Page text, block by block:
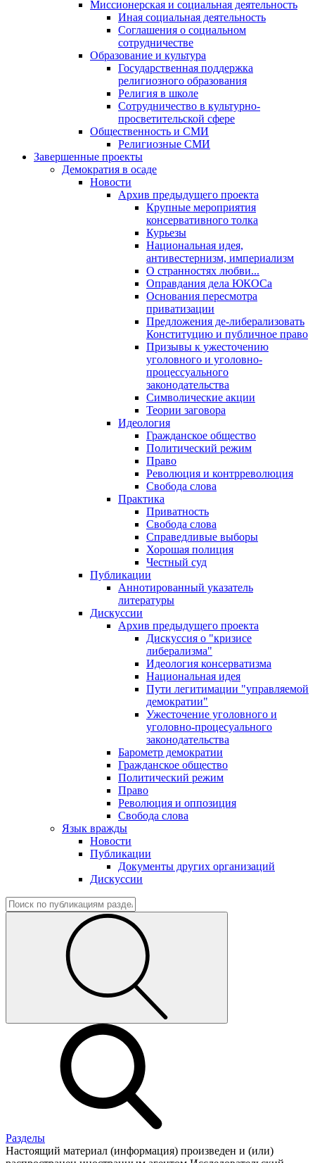
Миссионерская и социальная деятельность
Иная социальная деятельность
Соглашения о социальном
сотрудничестве
Образование и культура
Государственная поддержка
религиозного образования
Религия в школе
Сотрудничество в культурно-
просветительской сфере
Общественность и СМИ
Религиозные СМИ
Завершенные проекты
Демократия в осаде
Новости
Архив предыдущего проекта
Крупные мероприятия
консервативного толка
Курьезы
Национальная идея,
антивестернизм, империализм
О странностях любви...
Оправдания дела ЮКОСа
Основания пересмотра
приватизации
Предложения де-либерализовать
Конституцию и публичное право
Призывы к ужесточению
уголовного и уголовно-
процессуального
законодательства
Символические акции
Теории заговора
Идеология
Гражданское общество
Политический режим
Право
Революция и контрреволюция
Свобода слова
Практика
Приватность
Свобода слова
Справедливые выборы
Хорошая полиция
Честный суд
Публикации
Аннотированный указатель
литературы
Дискуссии
Архив предыдущего проекта
Дискуссия о "кризисе
либерализма"
Идеология консерватизма
Национальная идея
Пути легитимации "управляемой
демократии"
Ужесточение уголовного и
уголовно-процесуального
законодательства
Барометр демократии
Гражданское общество
Политический режим
Право
Революция и оппозиция
Свобода слова
Язык вражды
Новости
Публикации
Документы других организаций
Дискуссии
Разделы
Настоящий материал (информация) произведен и (или)